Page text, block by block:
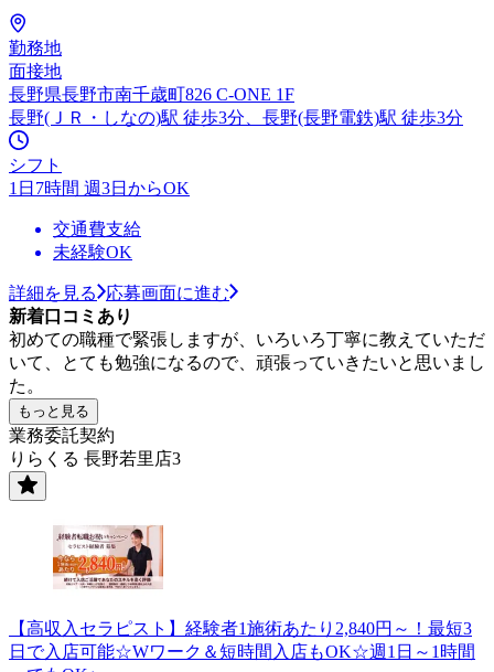
勤務地
面接地
長野県長野市南千歳町826 C-ONE 1F
長野(ＪＲ・しなの)駅 徒歩3分、長野(長野電鉄)駅 徒歩3分
シフト
1日7時間 週3日からOK
交通費支給
未経験OK
詳細を見る
応募画面に進む
新着口コミあり
初めての職種で緊張しますが、いろいろ丁寧に教えていただ
いて、とても勉強になるので、頑張っていきたいと思いまし
た。
もっと見る
業務委託契約
りらくる 長野若里店3
【高収入セラピスト】経験者1施術あたり2,840円～！最短3
日で入店可能☆Wワーク＆短時間入店もOK☆週1日～1時間